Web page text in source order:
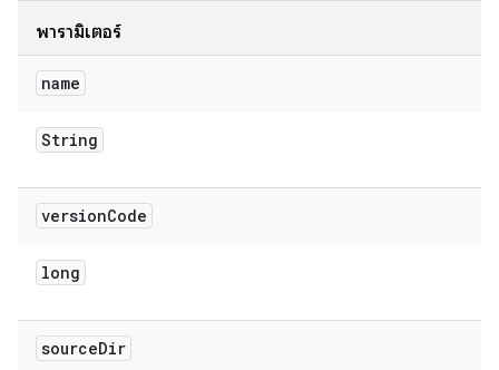
พารามิเตอร์
name
String
versionCode
long
sourceDir